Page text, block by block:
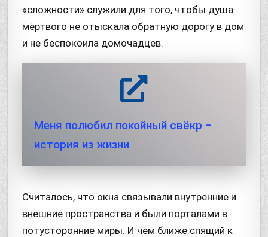
«сложности» служили для того, чтобы душа
мёртвого не отыскала обратную дорогу в дом
и не беспокоила домочадцев.
Меня полюбил покойный свёкр –
история из жизни
Считалось, что окна связывали внутренние и
внешние пространства и были порталами в
потусторонние миры. И чем ближе спящий к